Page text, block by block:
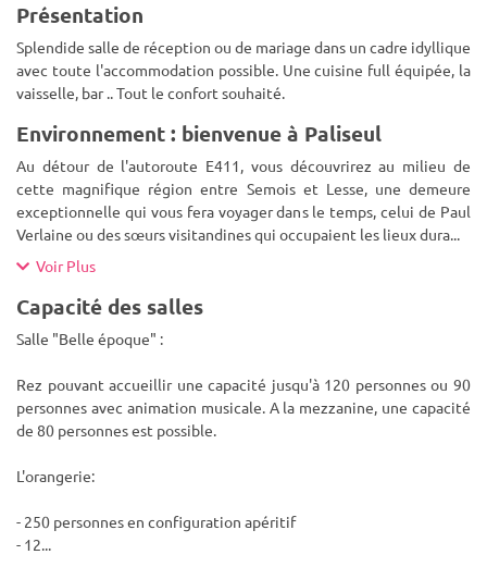
Présentation
Splendide salle de réception ou de mariage dans un cadre idyllique
avec toute l'accommodation possible. Une cuisine full équipée, la
vaisselle, bar .. Tout le confort souhaité.
Environnement : bienvenue à Paliseul
Au détour de l'autoroute E411, vous découvrirez au milieu de
cette magnifique région entre Semois et Lesse, une demeure
exceptionnelle qui vous fera voyager dans le temps, celui de Paul
Verlaine ou des sœurs visitandines qui occupaient les lieux dura...
Voir Plus
Capacité des salles
Salle "Belle époque" :
Rez pouvant accueillir une capacité jusqu'à 120 personnes ou 90
personnes avec animation musicale. A la mezzanine, une capacité
de 80 personnes est possible.
L'orangerie:
- 250 personnes en configuration apéritif
- 12...